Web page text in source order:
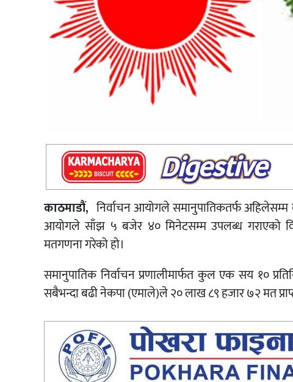
काठमाडौं,निर्वाचन आयोगले समानुपातिकतर्फ
आयोगले साँझ ५ बजेर ४० मिनेटसम्म उपलब्ध गराएको
मतगणना गरेको हो।
समानुपातिक निर्वाचन प्रणालीमार्फत कुल एक सय १०
सबैभन्दा बढी नेकपा (एमाले)ले २० लाख ८९ हजार ७२ मत